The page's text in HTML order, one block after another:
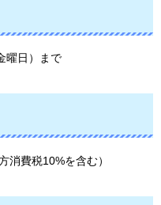
曜日）まで
消費税10%を含む）